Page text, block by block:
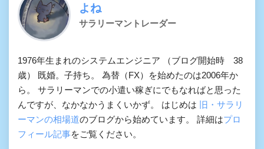
よね
サラリーマントレーダー
1976年生まれのシステムエンジニア （ブログ開始時 38
歳） 既婚。子持ち。 為替（FX）を始めたのは2006年か
ら。 サラリーマンでの小遣い稼ぎにでもなればと思った
んですが、なかなかうまくいかず。 はじめは 旧・サラリ
ーマンの相場道のブログから始めています。 詳細はプロ
フィール記事をご覧ください。